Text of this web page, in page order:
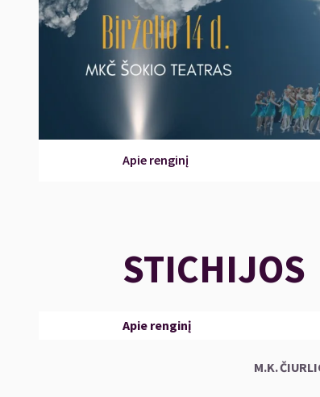
Apie renginį
STICHIJOS
Apie renginį
M.K.